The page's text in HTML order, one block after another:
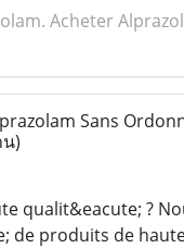
Acheter
Sans
)
qualit&eacute; ?
de produits de